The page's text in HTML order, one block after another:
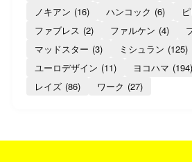
ノキアン (16) ハンコック (6)
ファブレス (2) ファルケン (4)
マッドスター (3) ミシュラン (125)
ユーロデザイン (11) ヨコハマ (194)
レイズ (86) ワーク (27)